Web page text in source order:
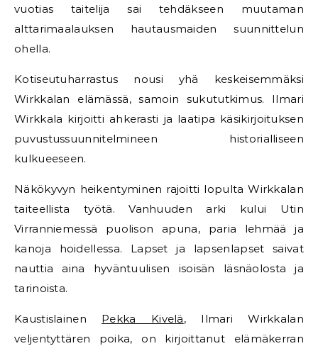
vuotias taitelija sai tehdäkseen muutaman
alttarimaalauksen hautausmaiden suunnittelun
ohella.
Kotiseutuharrastus nousi yhä keskeisemmäksi
Wirkkalan elämässä, samoin sukututkimus. Ilmari
Wirkkala kirjoitti ahkerasti ja laatipa käsikirjoituksen
puvustussuunnitelmineen historialliseen
kulkueeseen.
Näkökyvyn heikentyminen rajoitti lopulta Wirkkalan
taiteellista työtä. Vanhuuden arki kului Utin
Virranniemessä puolison apuna, paria lehmää ja
kanoja hoidellessa. Lapset ja lapsenlapset saivat
nauttia aina hyväntuulisen isoisän läsnäolosta ja
tarinoista.
Kaustislainen Pekka Kivelä, Ilmari Wirkkalan
veljentyttären poika, on kirjoittanut elämäkerran